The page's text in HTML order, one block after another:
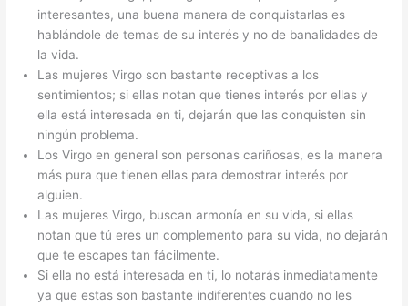
interesantes, una buena manera de conquistarlas es
hablándole de temas de su interés y no de banalidades de
la vida.
Las mujeres Virgo son bastante receptivas a los
sentimientos; si ellas notan que tienes interés por ellas y
ella está interesada en ti, dejarán que las conquisten sin
ningún problema.
Los Virgo en general son personas cariñosas, es la manera
más pura que tienen ellas para demostrar interés por
alguien.
Las mujeres Virgo, buscan armonía en su vida, si ellas
notan que tú eres un complemento para su vida, no dejarán
que te escapes tan fácilmente.
Si ella no está interesada en ti, lo notarás inmediatamente
ya que estas son bastante indiferentes cuando no les